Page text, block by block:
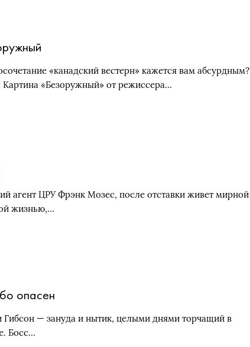
«канадский вестерн» кажется вам абсурдным?
Картина «Безоружный» от режиссера…
агент ЦРУ Фрэнк Мозес, после отставки живет мирной
жизнью,…
опасен
Гибсон — зануда и нытик, целыми днями торчащий в
Босс…